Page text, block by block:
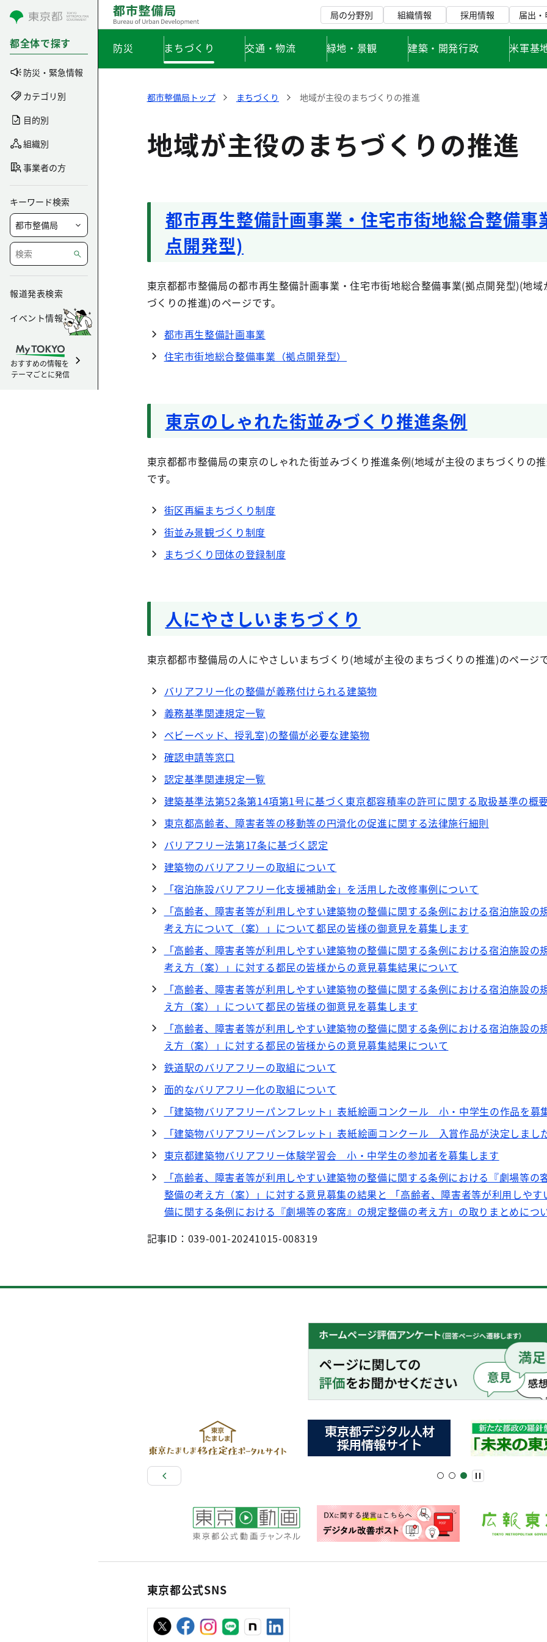
コンテンツにスキップ
都全体で探す
防災・緊急情報
カテゴリ別
目的別
組織別
事業者の方
キーワード検索
報道発表検索
イベント情報
おすすめの情報を
テーマごとに発信
局の分野別 組織情報 採用情報 届出
防災 まちづくり 交通・物流 緑地・景観 建築・開発行政 米軍基
都市整備局トップ まちづくり 地域が主役のまちづくりの推進
地域が主役のまちづくりの推進
都市再生整備計画事業・住宅市街地総合整備事
点開発型)
東京都都市整備局の都市再生整備計画事業・住宅市街地総合整備事業(拠点開発型)(地域
づくりの推進)のページです。
都市再生整備計画事業
住宅市街地総合整備事業（拠点開発型）
東京のしゃれた街並みづくり推進条例
東京都都市整備局の東京のしゃれた街並みづくり推進条例(地域が主役のまちづくりの
です。
街区再編まちづくり制度
街並み景観づくり制度
まちづくり団体の登録制度
人にやさしいまちづくり
東京都都市整備局の人にやさしいまちづくり(地域が主役のまちづくりの推進)のページで
バリアフリー化の整備が義務付けられる建築物
義務基準関連規定一覧
ベビーベッド、授乳室)の整備が必要な建築物
確認申請等窓口
認定基準関連規定一覧
建築基準法第52条第14項第1号に基づく東京都容積率の許可に関する取扱基準の概
東京都高齢者、障害者等の移動等の円滑化の促進に関する法律施行細則
バリアフリー法第17条に基づく認定
建築物のバリアフリーの取組について
「宿泊施設バリアフリー化支援補助金」を活用した改修事例について
「高齢者、障害者等が利用しやすい建築物の整備に関する条例における宿泊施設の
考え方について（案）」について都民の皆様の御意見を募集します
「高齢者、障害者等が利用しやすい建築物の整備に関する条例における宿泊施設の
考え方（案）」に対する都民の皆様からの意見募集結果について
「高齢者、障害者等が利用しやすい建築物の整備に関する条例における宿泊施設の
え方（案）」について都民の皆様の御意見を募集します
「高齢者、障害者等が利用しやすい建築物の整備に関する条例における宿泊施設の
え方（案）」に対する都民の皆様からの意見募集結果について
鉄道駅のバリアフリーの取組について
面的なバリアフリー化の取組について
「建築物バリアフリーパンフレット」表紙絵画コンクール 小・中学生の作品を募
「建築物バリアフリーパンフレット」表紙絵画コンクール 入賞作品が決定しました
東京都建築物バリアフリー体験学習会 小・中学生の参加者を募集します
「高齢者、障害者等が利用しやすい建築物の整備に関する条例における『劇場等の
整備の考え方（案）」に対する意見募集の結果と 「高齢者、障害者等が利用しやす
備に関する条例における『劇場等の客席』の規定整備の考え方」の取りまとめにつ
記事ID：039-001-20241015-008319
東京都公式SNS